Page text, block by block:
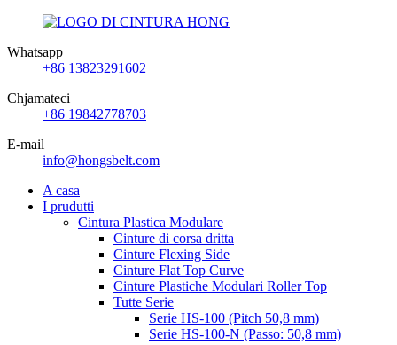
Whatsapp
+86 13823291602
Chjamateci
+86 19842778703
E-mail
info@hongsbelt.com
A casa
I prudutti
Cintura Plastica Modulare
Cinture di corsa dritta
Cinture Flexing Side
Cinture Flat Top Curve
Cinture Plastiche Modulari Roller Top
Tutte Serie
Serie HS-100 (Pitch 50,8 mm)
Serie HS-100-N (Passo: 50,8 mm)